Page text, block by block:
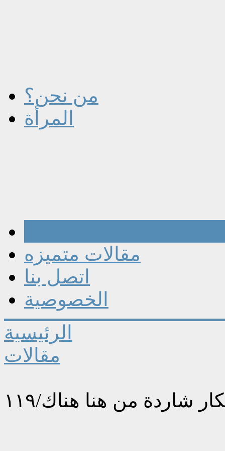
من نحن؟
المرأة
مقالات متميزه
اتصل بنا
الخصوصية
الرئيسية
مقالات
شاردة من هنا هناك/١١٩